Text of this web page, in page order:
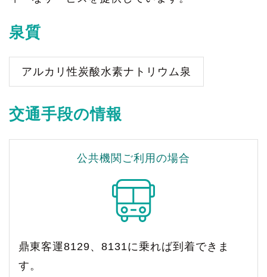
泉質
アルカリ性炭酸水素ナトリウム泉
交通手段の情報
公共機関ご利用の場合
鼎東客運8129、8131に乗れば到着できま
す。